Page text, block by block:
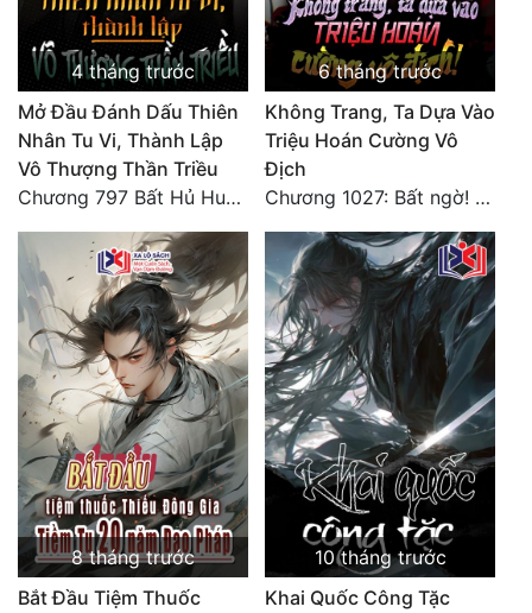
4 tháng trước
Mở Đầu Đánh Dấu Thiên
Nhân Tu Vi, Thành Lập
Vô Thượng Thần Triều
Chương 797 Bất Hủ Huyền Địa
6 tháng trước
Không Trang, Ta Dựa Vào
Triệu Hoán Cường Vô
Địch
Chương 1027: Bất ngờ! Long Vực dậy sóng!
8 tháng trước
Bắt Đầu Tiệm Thuốc
10 tháng trước
Khai Quốc Công Tặc